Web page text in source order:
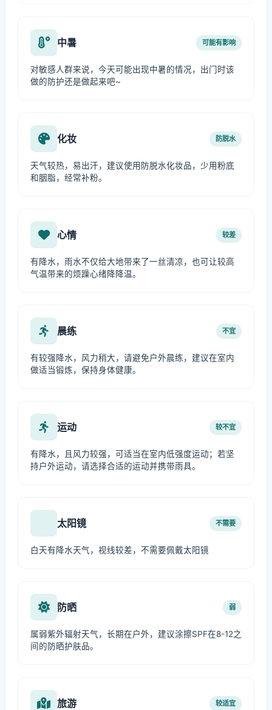
中暑 可能有影响
对敏感人群来说，今天可能出现中暑的情况，出门时该
做的防护还是做起来吧~
化妆 防脱水
天气较热，易出汗，建议使用防脱水化妆品，少用粉底
和胭脂，经常补粉。
心情 较差
有降水，雨水不仅给大地带来了一丝清凉，也可让较高
气温带来的烦躁心绪降降温。
晨练 不宜
有较强降水，风力稍大，请避免户外晨练，建议在室内
做适当锻炼，保持身体健康。
运动 较不宜
有降水，且风力较强，可适当在室内低强度运动；若坚
持户外运动，请选择合适的运动并携带雨具。
太阳镜 不需要
白天有降水天气，视线较差，不需要佩戴太阳镜
防晒 弱
属弱紫外辐射天气，长期在户外，建议涂擦SPF在8-12之
间的防晒护肤品。
旅游 较适宜